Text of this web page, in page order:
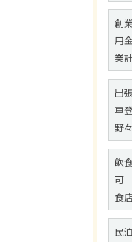
創
用
業
出
車
野
飲
可
食
民